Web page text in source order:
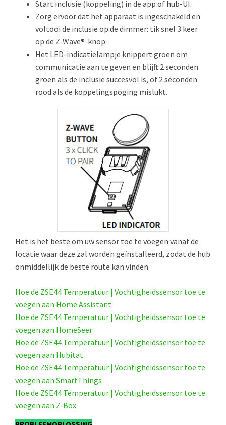
Start inclusie (koppeling) in de app of hub-UI.
Zorg ervoor dat het apparaat is ingeschakeld en
voltooi de inclusie op de dimmer: tik snel 3 keer
op de Z-Wave®-knop.
Het LED-indicatielampje knippert groen om
communicatie aan te geven en blijft 2 seconden
groen als de inclusie succesvol is, of 2 seconden
rood als de koppelingspoging mislukt.
Het is het beste om uw sensor toe te voegen vanaf de
locatie waar deze zal worden geïnstalleerd, zodat de hub
onmiddellijk de beste route kan vinden.
Hoe de ZSE44 Temperatuur | Vochtigheidssensor toe te
voegen aan Home Assistant
Hoe de ZSE44 Temperatuur | Vochtigheidssensor toe te
voegen aan HomeSeer
Hoe de ZSE44 Temperatuur | Vochtigheidssensor toe te
voegen aan Hubitat
Hoe de ZSE44 Temperatuur | Vochtigheidssensor toe te
voegen aan SmartThings
Hoe de ZSE44 Temperatuur | Vochtigheidssensor toe te
voegen aan Z-Box